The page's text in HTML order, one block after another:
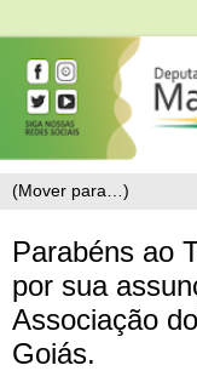
Parabéns ao
por sua
Associação
Goiás.